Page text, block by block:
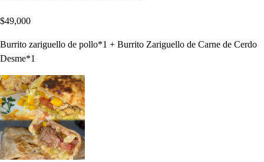
$49,000
Burrito zariguello de pollo*1 + Burrito Zariguello de Carne de Cerdo
Desme*1